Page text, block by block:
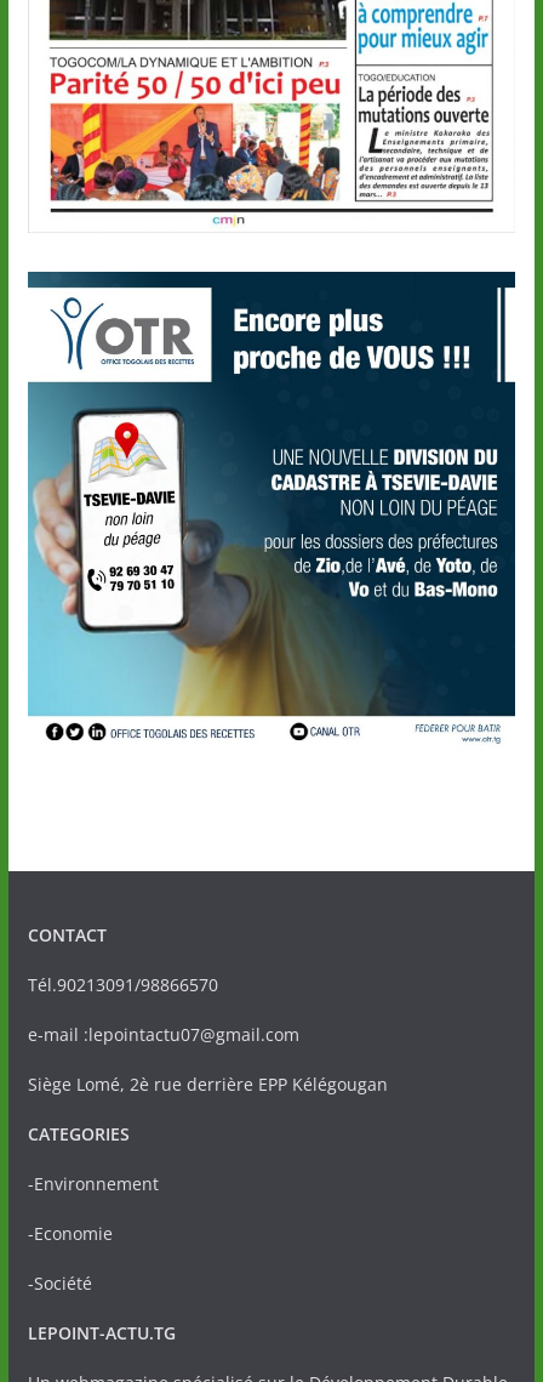
CONTACT
Tél.90213091/98866570
e-mail :lepointactu07@gmail.com
Siège Lomé, 2è rue derrière EPP Kélégougan
CATEGORIES
-Environnement
-Economie
-Société
LEPOINT-ACTU.TG